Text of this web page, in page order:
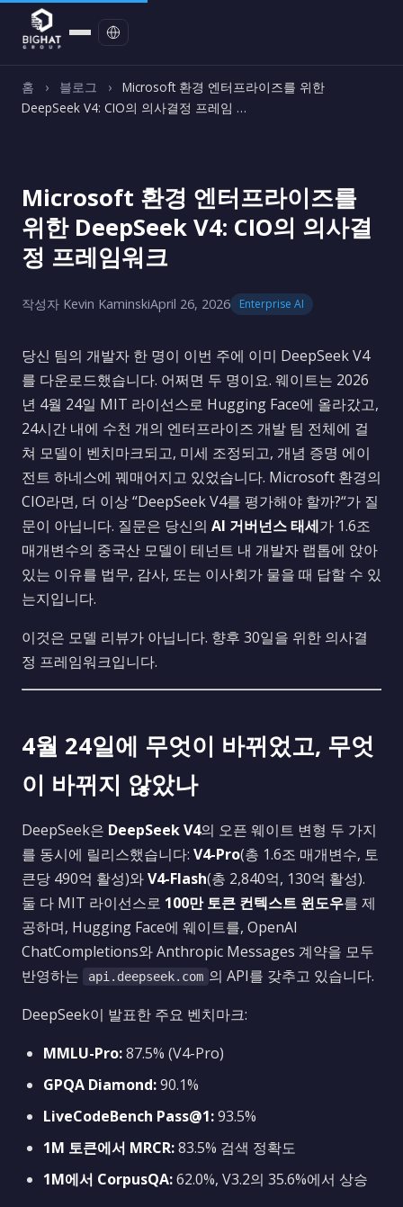
홈 › 블로그 ›
Microsoft 환경 엔터프라이즈를 위한
DeepSeek V4: CIO의 의사결정 프레임 …
Microsoft 환경 엔터프라이즈를
위한 DeepSeek V4: CIO의 의사결
정 프레임워크
작성자 Kevin KaminskiApril 26, 2026 Enterprise AI
당신 팀의 개발자 한 명이 이번 주에 이미 DeepSeek V4
를 다운로드했습니다. 어쩌면 두 명이요. 웨이트는 2026
년 4월 24일 MIT 라이선스로 Hugging Face에 올라갔고,
24시간 내에 수천 개의 엔터프라이즈 개발 팀 전체에 걸
쳐 모델이 벤치마크되고, 미세 조정되고, 개념 증명 에이
전트 하네스에 꿰매어지고 있었습니다. Microsoft 환경의
CIO라면, 더 이상 “DeepSeek V4를 평가해야 할까?“가 질
문이 아닙니다. 질문은 당신의 AI 거버넌스 태세가 1.6조
매개변수의 중국산 모델이 테넌트 내 개발자 랩톱에 앉아
있는 이유를 법무, 감사, 또는 이사회가 물을 때 답할 수 있
는지입니다.
이것은 모델 리뷰가 아닙니다. 향후 30일을 위한 의사결
정 프레임워크입니다.
4월 24일에 무엇이 바뀌었고, 무엇
이 바뀌지 않았나
DeepSeek은 DeepSeek V4의 오픈 웨이트 변형 두 가지
를 동시에 릴리스했습니다: V4-Pro(총 1.6조 매개변수, 토
큰당 490억 활성)와V4-Flash(총 2,840억, 130억 활성).
둘 다 MIT 라이선스로 100만 토큰 컨텍스트 윈도우를 제
공하며, Hugging Face에 웨이트를, OpenAI
ChatCompletions와 Anthropic Messages 계약을 모두
반영하는
api.deepseek.com 의 API를 갖추고 있습니다.
DeepSeek이 발표한 주요 벤치마크:
MMLU-Pro:87.5% (V4-Pro)
GPQA Diamond:90.1%
LiveCodeBench Pass@1:93.5%
1M 토큰에서 MRCR:83.5% 검색 정확도
1M에서 CorpusQA:62.0%, V3.2의 35.6%에서 상승